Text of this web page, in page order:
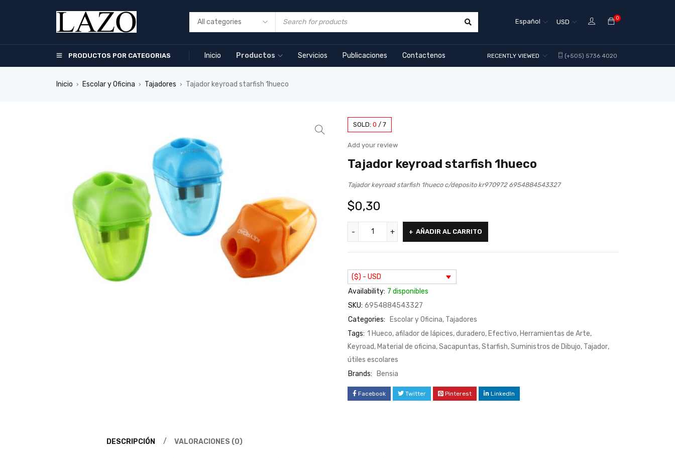
0
USD
Español
PRODUCTOS POR CATEGORIAS Inicio Productos Servicios Publicaciones Contactenos (+505) 5736 4020
RECENTLY VIEWED
Inicio › Escolar y Oficina › Tajadores › Tajador keyroad starfish 1hueco
SOLD: 0 / 7
Add your review
Tajador keyroad starfish 1hueco
Tajador keyroad starfish 1hueco c/deposito kr970972 6954884543327
$0,30
AÑADIR AL CARRITO
($) - USD
Availability: 7 disponibles
SKU: 6954884543327
Categories:
Escolar y Oficina, Tajadores
Tags: 1 Hueco,afilador de lápices,duradero, Efectivo, Herramientas de Arte,
Keyroad, Material de oficina,Sacapuntas,Starfish,Suministros de Dibujo, Tajador,
útiles escolares
Brands:
Bensia
Facebook Twitter Pinterest LinkedIn
DESCRIPCIÓN VALORACIONES (0)